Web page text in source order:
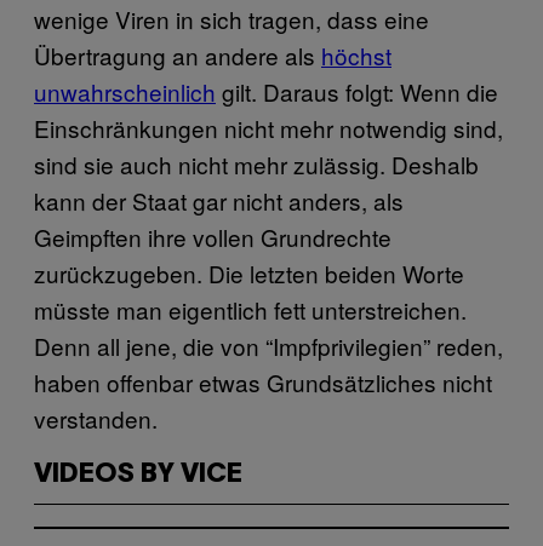
wenige Viren in sich tragen, dass eine
Übertragung an andere als höchst
unwahrscheinlich gilt. Daraus folgt: Wenn die
Einschränkungen nicht mehr notwendig sind,
sind sie auch nicht mehr zulässig. Deshalb
kann der Staat gar nicht anders, als
Geimpften ihre vollen Grundrechte
zurückzugeben. Die letzten beiden Worte
müsste man eigentlich fett unterstreichen.
Denn all jene, die von “Impfprivilegien” reden,
haben offenbar etwas Grundsätzliches nicht
verstanden.
VIDEOS BY VICE